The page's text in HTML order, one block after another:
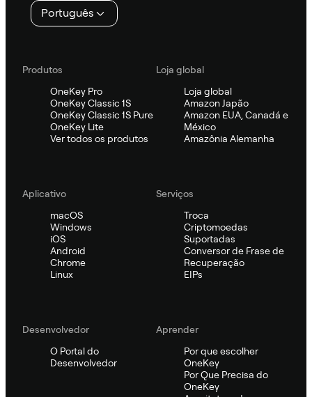
Português
Produtos
OneKey Pro
OneKey Classic 1S
OneKey Classic 1S Pure
OneKey Lite
Ver todos os produtos
Loja global
Loja global
Amazon Japão
Amazon EUA, Canadá e
México
Amazônia Alemanha
Aplicativo
macOS
Windows
iOS
Android
Chrome
Linux
Serviços
Troca
Criptomoedas
Suportadas
Conversor de Frase de
Recuperação
EIPs
Desenvolvedor
O Portal do
Desenvolvedor
Aprender
Por que escolher
OneKey
Por Que Precisa do
OneKey